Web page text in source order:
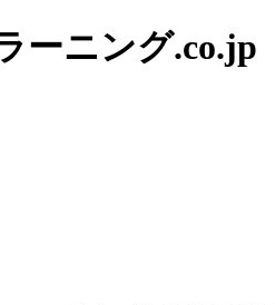
ーニング.co.jp